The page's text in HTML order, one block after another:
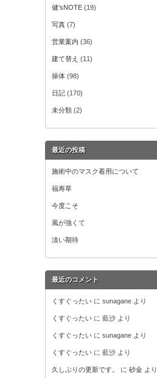
健'sNOTE (19)
写真 (7)
営業案内 (36)
建て替え (11)
操体 (98)
日記 (170)
未分類 (2)
最近の投稿
施術中のマスク着用について
福寿草
今度こそ
風が強くて
淡い期待
最近のコメント
くすぐったい に sunagane より
くすぐったい に 藍沙 より
くすぐったい に sunagane より
くすぐったい に 藍沙 より
久しぶりの更新です。 に 砂金 より